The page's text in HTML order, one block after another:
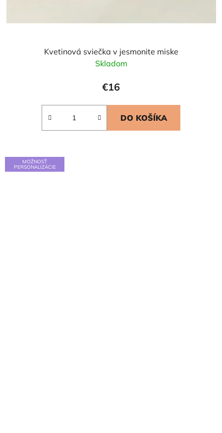
Kvetinová sviečka v jesmonite miske
Skladom
€16
DO KOŠÍKA
MOŽNOSŤ
PERSONALIZÁCIE